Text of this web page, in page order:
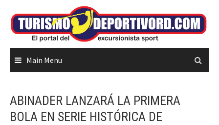
content
Main Menu
ABINADER LANZARÁ LA PRIMERA
BOLA EN SERIE HISTÓRICA DE